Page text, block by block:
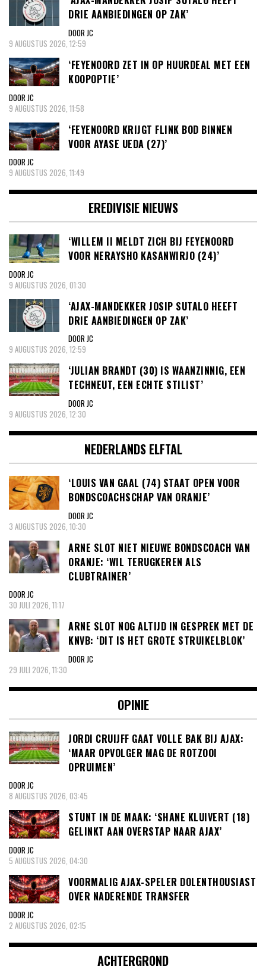
DRIE AANBIEDINGEN OP ZAK’
DOOR JC
9 AUGUSTUS 2026, 12:59
‘FEYENOORD ZET IN OP HUURDEAL MET EEN
KOOPOPTIE’
DOOR JC
9 AUGUSTUS 2026, 11:58
‘FEYENOORD KRIJGT FLINK BOD BINNEN
VOOR AYASE UEDA (27)’
DOOR JC
9 AUGUSTUS 2026, 11:49
EREDIVISIE NIEUWS
‘WILLEM II MELDT ZICH BIJ FEYENOORD
VOOR NERAYSHO KASANWIRJO (24)’
DOOR JC
9 AUGUSTUS 2026, 01:30
‘AJAX-MANDEKKER JOSIP SUTALO HEEFT
DRIE AANBIEDINGEN OP ZAK’
DOOR JC
9 AUGUSTUS 2026, 12:59
‘JULIAN BRANDT (30) IS WAANZINNIG, EEN
TECHNEUT, EEN ECHTE STILIST’
DOOR JC
9 AUGUSTUS 2026, 12:30
NEDERLANDS ELFTAL
‘LOUIS VAN GAAL (74) STAAT OPEN VOOR
BONDSCOACHSCHAP VAN ORANJE’
DOOR JC
3 AUGUSTUS 2026, 10:30
ARNE SLOT NIET NIEUWE BONDSCOACH VAN
ORANJE: ‘WIL TERUGKEREN ALS
CLUBTRAINER’
DOOR JC
30 JULI 2026, 11:17
ARNE SLOT NOG ALTIJD IN GESPREK MET DE
KNVB: ‘DIT IS HET GROTE STRUIKELBLOK’
DOOR JC
29 JULI 2026, 11:30
OPINIE
JORDI CRUIJFF GAAT VOLLE BAK BIJ AJAX:
‘MAAR OPVOLGER MAG DE ROTZOOI
OPRUIMEN’
DOOR JC
8 AUGUSTUS 2026, 03:45
STUNT IN DE MAAK: ‘SHANE KLUIVERT (18)
GELINKT AAN OVERSTAP NAAR AJAX’
DOOR JC
5 AUGUSTUS 2026, 04:30
VOORMALIG AJAX-SPELER DOLENTHOUSIAST
OVER NADERENDE TRANSFER
DOOR JC
2 AUGUSTUS 2026, 02:15
ACHTERGROND